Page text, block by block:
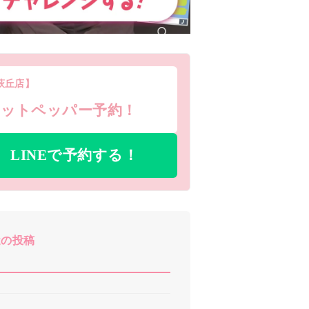
丘店】
トペッパー予約！
LINEで予約する！
投稿